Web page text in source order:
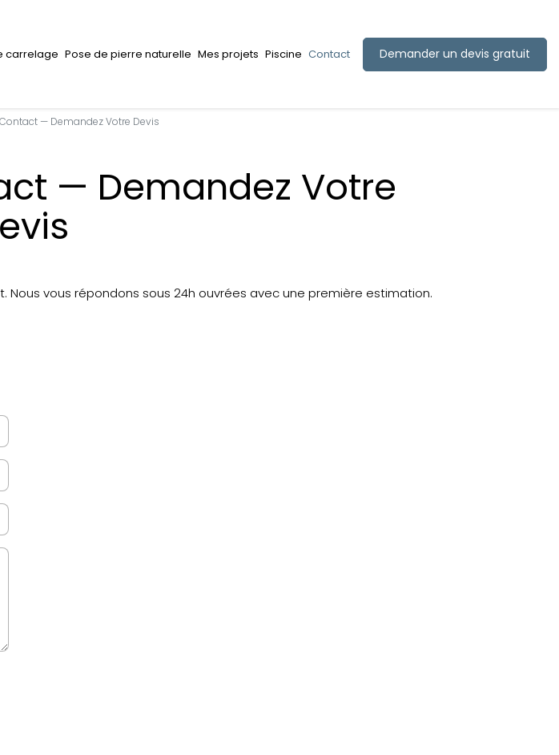
carrelage Pose de pierre naturelle Mes projets Piscine Contact Demander un devis gratuit
— Demandez Votre Devis
— Demandez Votre
vous répondons sous 24h ouvrées avec une première estimation.